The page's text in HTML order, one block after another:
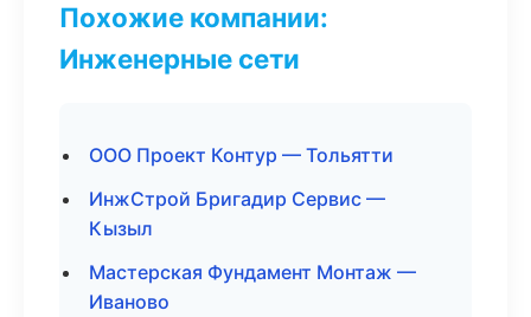
Похожие компании:
Инженерные сети
ООО Проект Контур — Тольятти
ИнжСтрой Бригадир Сервис —
Кызыл
Мастерская Фундамент Монтаж —
Иваново